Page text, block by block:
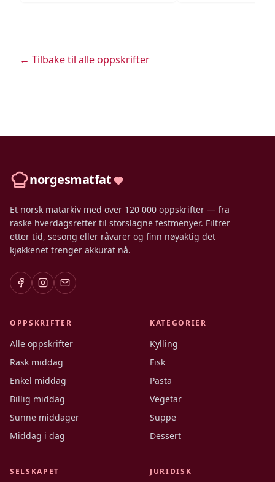
← Tilbake til alle oppskrifter
norgesmatfat
Et norsk matarkiv med over 120 000 oppskrifter — fra
raske hverdagsretter til storslagne festmenyer. Filtrer
etter tid, sesong eller råvarer og finn nøyaktig det
kjøkkenet trenger akkurat nå.
OPPSKRIFTER
Alle oppskrifter
Rask middag
Enkel middag
Billig middag
Sunne middager
Middag i dag
KATEGORIER
Kylling
Fisk
Pasta
Vegetar
Suppe
Dessert
SELSKAPET JURIDISK